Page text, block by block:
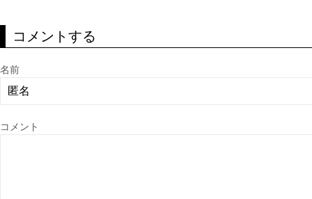
コメントする
名前
コメント